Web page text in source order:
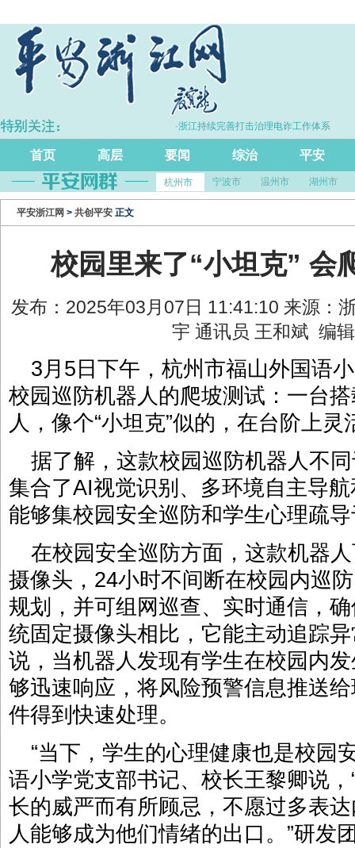
同比增长5.7% ·浙江持续完善打击治理电诈工作体系
首页 高层 要闻 综治 平安
杭州市 宁波市 温州市 湖州市
平安浙江网 > 共创平安 正文
校园里来了“小坦克” 会
发布：2025年03月07日 11:41:10 来源：
宇 通讯员 王和斌 编
3月5日下午，杭州市福山外国语
校园巡防机器人的爬坡测试：一台
人，像个“小坦克”似的，在台阶上灵
据了解，这款校园巡防机器人不
集合了AI视觉识别、多环境自主导
能够集校园安全巡防和学生心理疏
在校园安全巡防方面，这款机器
摄像头，24小时不间断在校园内巡
规划，并可组网巡查、实时通信，
统固定摄像头相比，它能主动追踪
说，当机器人发现有学生在校园内
够迅速响应，将风险预警信息推送
件得到快速处理。
“当下，学生的心理健康也是校园
语小学党支部书记、校长王黎卿说
长的威严而有所顾忌，不愿过多表
人能够成为他们情绪的出口。”研发